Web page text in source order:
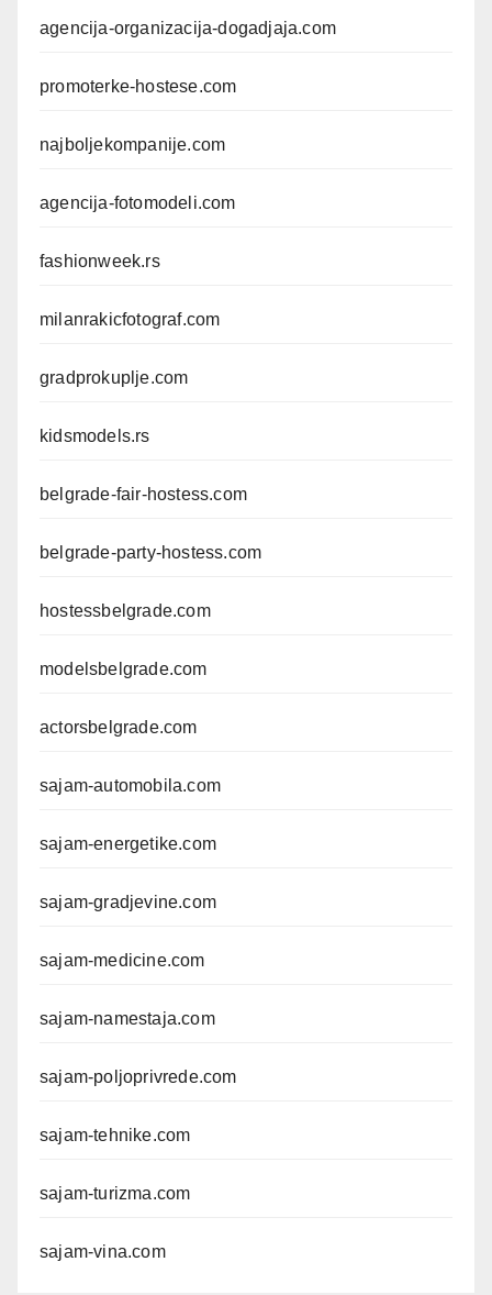
agencija-organizacija-dogadjaja.com
promoterke-hostese.com
najboljekompanije.com
agencija-fotomodeli.com
fashionweek.rs
milanrakicfotograf.com
gradprokuplje.com
kidsmodels.rs
belgrade-fair-hostess.com
belgrade-party-hostess.com
hostessbelgrade.com
modelsbelgrade.com
actorsbelgrade.com
sajam-automobila.com
sajam-energetike.com
sajam-gradjevine.com
sajam-medicine.com
sajam-namestaja.com
sajam-poljoprivrede.com
sajam-tehnike.com
sajam-turizma.com
sajam-vina.com